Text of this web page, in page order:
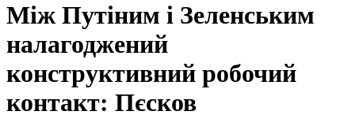
Між Путіним і Зеленським
налагоджений
конструктивний робочий
контакт: Пєсков